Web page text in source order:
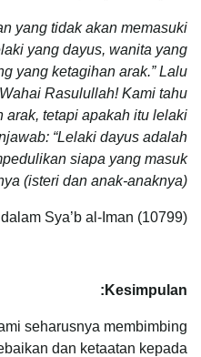
yang tidak akan memasuki
yang dayus, wanita yang
yang ketagihan arak.” Lalu
Rasulullah! Kami tahu
arak, tetapi apakah itu lelaki
“Lelaki dayus adalah
siapa yang masuk
(isteri dan anak-anaknya)”.
Sya’b al-Iman (10799)
Kesimpulan:
seharusnya membimbing
dan ketaatan kepada